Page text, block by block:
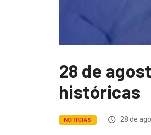
28 de
históricas
NOTÍCIAS 28 de